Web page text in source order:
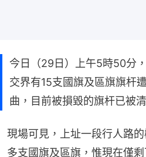
今日（29日）上午5時50分
交界有15支國旗及區旗旗杆
曲，目前被損毀的旗杆已被
現場可見，上址一段行人路
多支國旗及區旗，惟現在僅